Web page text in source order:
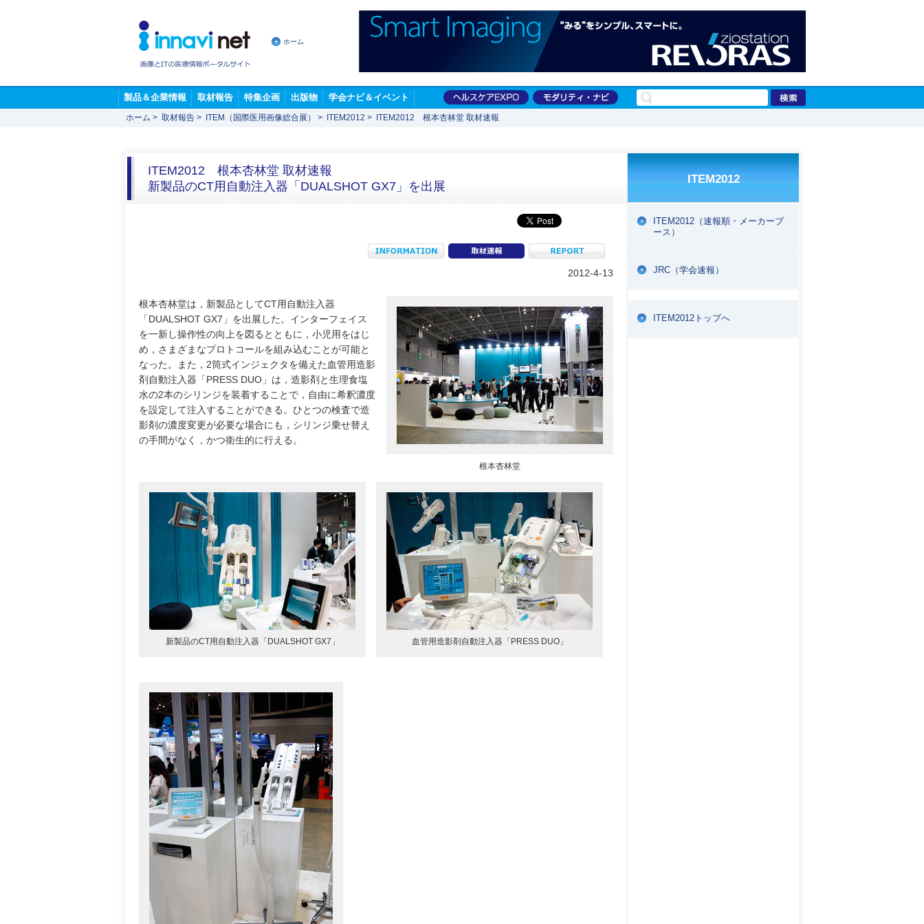
ホーム
製品＆企業情報 取材報告 特集企画 出版物 学会ナビ＆イベント
ホーム > 取材報告 > ITEM（国際医用画像総合展） > ITEM2012 > ITEM2012 根本杏林堂 取材速報
ITEM2012 根本杏林堂 取材速報
新製品のCT用自動注入器「DUALSHOT GX7」を出展
INFORMATION coverage REPORT
2012-4-13
根本杏林堂
根本杏林堂は，新製品としてCT用自動注入器
「DUALSHOT GX7」を出展した。インターフェイス
を一新し操作性の向上を図るとともに，小児用をはじ
め，さまざまなプロトコールを組み込むことが可能と
なった。また，2筒式インジェクタを備えた血管用造影
剤自動注入器「PRESS DUO」は，造影剤と生理食塩
水の2本のシリンジを装着することで，自由に希釈濃度
を設定して注入することができる。ひとつの検査で造
影剤の濃度変更が必要な場合にも，シリンジ乗せ替え
の手間がなく，かつ衛生的に行える。
新製品のCT用自動注入器「DUALSHOT GX7」 血管用造影剤自動注入器「PRESS DUO」
ITEM2012
ITEM2012（速報順・メーカーブ
ース）
JRC（学会速報）
ITEM2012トップへ